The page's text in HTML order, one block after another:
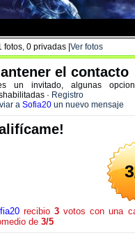
fotos, 0 privadas | Ver fotos
el contacto
un invitado, algunas
· Registro
a Sofia20un nuevo mensaje
recibio 3votos con una
de 3/5